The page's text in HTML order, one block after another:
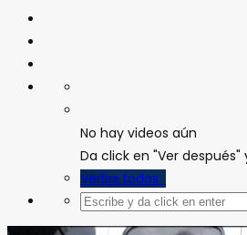
No hay videos aún
Da click en "Ver
Verlos todos